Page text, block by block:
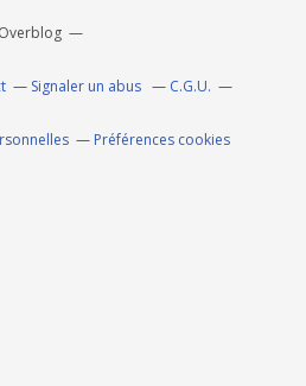
Overblog
Signaler un abus C.G.U.
Préférences cookies